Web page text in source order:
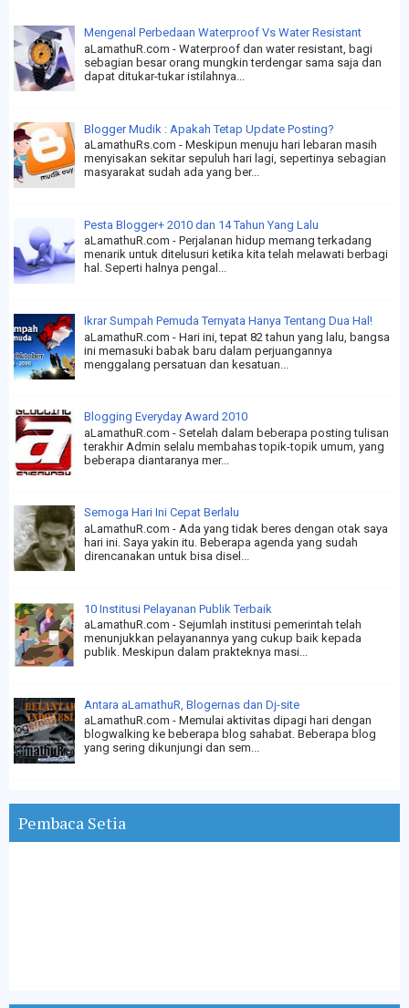
Mengenal Perbedaan Waterproof Vs Water Resistant
aLamathuR.com - Waterproof dan water resistant, bagi
sebagian besar orang mungkin terdengar sama saja dan
dapat ditukar-tukar istilahnya...
Blogger Mudik : Apakah Tetap Update Posting?
aLamathuRs.com - Meskipun menuju hari lebaran masih
menyisakan sekitar sepuluh hari lagi, sepertinya sebagian
masyarakat sudah ada yang ber...
Pesta Blogger+ 2010 dan 14 Tahun Yang Lalu
aLamathuR.com - Perjalanan hidup memang terkadang
menarik untuk ditelusuri ketika kita telah melawati berbagi
hal. Seperti halnya pengal...
Ikrar Sumpah Pemuda Ternyata Hanya Tentang Dua Hal!
aLamathuR.com - Hari ini, tepat 82 tahun yang lalu, bangsa
ini memasuki babak baru dalam perjuangannya
menggalang persatuan dan kesatuan...
Blogging Everyday Award 2010
aLamathuR.com - Setelah dalam beberapa posting tulisan
terakhir Admin selalu membahas topik-topik umum, yang
beberapa diantaranya mer...
Semoga Hari Ini Cepat Berlalu
aLamathuR.com - Ada yang tidak beres dengan otak saya
hari ini. Saya yakin itu. Beberapa agenda yang sudah
direncanakan untuk bisa disel...
10 Institusi Pelayanan Publik Terbaik
aLamathuR.com - Sejumlah institusi pemerintah telah
menunjukkan pelayanannya yang cukup baik kepada
publik. Meskipun dalam prakteknya masi...
Antara aLamathuR, Blogernas dan Dj-site
aLamathuR.com - Memulai aktivitas dipagi hari dengan
blogwalking ke beberapa blog sahabat. Beberapa blog
yang sering dikunjungi dan sem...
Pembaca Setia